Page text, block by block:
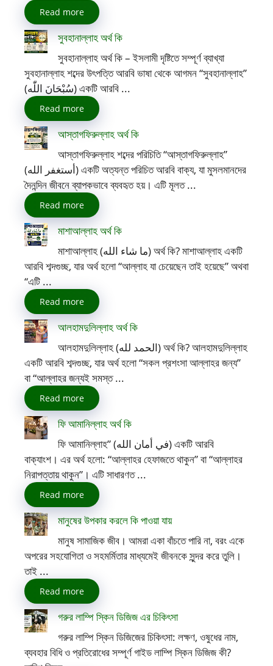
Read more
সুবহানাল্লাহ অর্থ কি
সুবহানাল্লাহ অর্থ কি – ইসলামী দৃষ্টিতে সম্পূর্ণ ব্যাখ্যা
সুবহানাল্লাহ শব্দের উৎপত্তি আরবি ভাষা থেকে আগমন “সুবহানাল্লাহ”
(سُبْحَانَ اللّٰه) একটি আরবি ...
Read more
আস্তাগফিরুল্লাহ অর্থ কি
আস্তাগফিরুল্লাহ শব্দের পরিচিতি “আস্তাগফিরুল্লাহ”
(أستغفر الله) একটি অত্যন্ত পরিচিত আরবি বাক্য, যা মুসলমানদের
দৈনন্দিন জীবনে ব্যাপকভাবে ব্যবহৃত হয়। এটি মূলত ...
Read more
মাশাআল্লাহ অর্থ কি
মাশাআল্লাহ (ما شاء الله) অর্থ কি? মাশাআল্লাহ একটি
আরবি শব্দগুচ্ছ, যার অর্থ হলো “আল্লাহ যা চেয়েছেন তাই হয়েছে” অথবা
“এটি ...
Read more
আলহামদুলিল্লাহ অর্থ কি
আলহামদুলিল্লাহ (الحمد لله) অর্থ কি? আলহামদুলিল্লাহ
একটি আরবি শব্দগুচ্ছ, যার অর্থ হলো “সকল প্রশংসা আল্লাহর জন্য”
বা “আল্লাহর জন্যই সমস্ত ...
Read more
ফি আমানিল্লাহ অর্থ কি
ফি আমানিল্লাহ” (في أمان الله) একটি আরবি
বাক্যাংশ। এর অর্থ হলো: “আল্লাহর হেফাজতে থাকুন” বা “আল্লাহর
নিরাপত্তায় থাকুন”। এটি সাধারণত ...
Read more
মানুষের উপকার করলে কি পাওয়া যায়
মানুষ সামাজিক জীব। আমরা একা বাঁচতে পারি না, বরং একে
অপরের সহযোগিতা ও সহমর্মিতার মাধ্যমেই জীবনকে সুন্দর করে তুলি।
তাই ...
Read more
গরুর লাম্পি স্কিন ডিজিজ এর চিকিৎসা
গরুর লাম্পি স্কিন ডিজিজের চিকিৎসা: লক্ষণ, ওষুধের নাম,
ব্যবহার বিধি ও প্রতিরোধের সম্পূর্ণ গাইড লাম্পি স্কিন ডিজিজ কী?